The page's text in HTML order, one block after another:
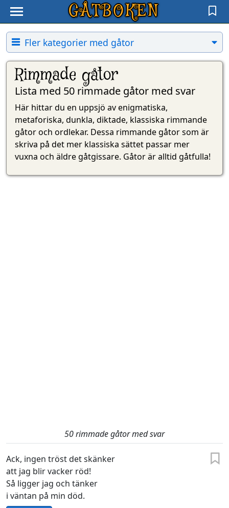
GÅTBOKEN
Fler kategorier med gåtor
Rimmade gåtor
Lista med 50 rimmade gåtor med svar
Här hittar du en uppsjö av enigmatiska,
metaforiska, dunkla, diktade, klassiska rimmande
gåtor och ordlekar. Dessa rimmande gåtor som är
skriva på det mer klassiska sättet passar mer
vuxna och äldre gåtgissare. Gåtor är alltid gåtfulla!
50 rimmade gåtor med svar
Ack, ingen tröst det skänker
att jag blir vacker röd!
Så ligger jag och tänker
i väntan på min död.